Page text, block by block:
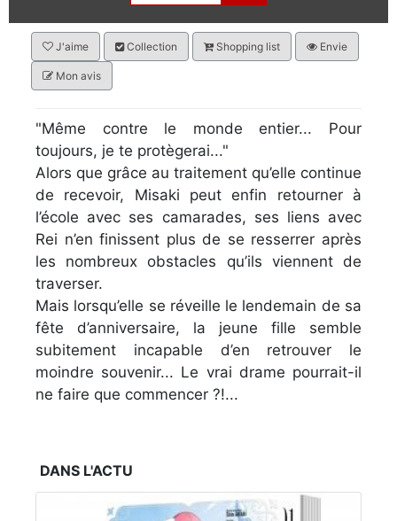
J'aime Collection Shopping list Envie
Mon avis
"Même contre le monde entier... Pour
toujours, je te protègerai..."
Alors que grâce au traitement qu’elle continue
de recevoir, Misaki peut enfin retourner à
l’école avec ses camarades, ses liens avec
Rei n’en finissent plus de se resserrer après
les nombreux obstacles qu’ils viennent de
traverser.
Mais lorsqu’elle se réveille le lendemain de sa
fête d’anniversaire, la jeune fille semble
subitement incapable d’en retrouver le
moindre souvenir... Le vrai drame pourrait-il
ne faire que commencer ?!...
DANS L'ACTU